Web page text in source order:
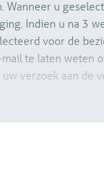
u
Indien u na 3
voor de
te laten weten
verzoek aan de
het complex
een eigen